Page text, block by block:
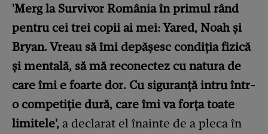
'Merg la Survivor România în primul rând
pentru cei trei copii ai mei: Yared, Noah şi
Bryan. Vreau să îmi depăşesc condiţia fizică
şi mentală, să mă reconectez cu natura de
care îmi e foarte dor. Cu siguranţă intru într-
o competiţie dură, care îmi va forţa toate
limitele', a declarat el înainte de a pleca în